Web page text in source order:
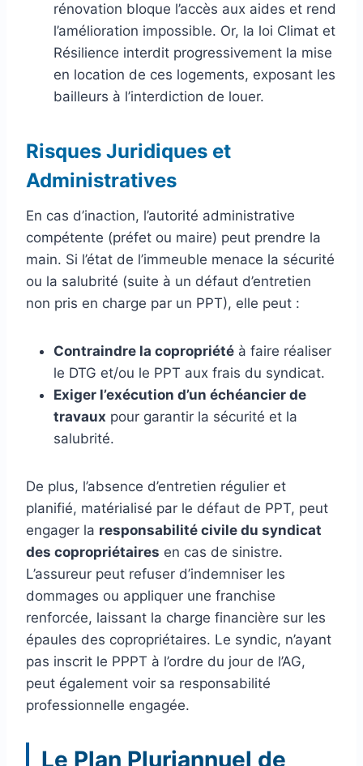
rénovation bloque l’accès aux aides et rend
l’amélioration impossible. Or, la loi Climat et
Résilience interdit progressivement la mise
en location de ces logements, exposant les
bailleurs à l’interdiction de louer.
Risques Juridiques et
Administratives
En cas d’inaction, l’autorité administrative
compétente (préfet ou maire) peut prendre la
main. Si l’état de l’immeuble menace la sécurité
ou la salubrité (suite à un défaut d’entretien
non pris en charge par un PPT), elle peut :
Contraindre la copropriété à faire réaliser
le DTG et/ou le PPT aux frais du syndicat.
Exiger l’exécution d’un échéancier de
travaux pour garantir la sécurité et la
salubrité.
De plus, l’absence d’entretien régulier et
planifié, matérialisé par le défaut de PPT, peut
engager la responsabilité civile du syndicat
des copropriétaires en cas de sinistre.
L’assureur peut refuser d’indemniser les
dommages ou appliquer une franchise
renforcée, laissant la charge financière sur les
épaules des copropriétaires. Le syndic, n’ayant
pas inscrit le PPPT à l’ordre du jour de l’AG,
peut également voir sa responsabilité
professionnelle engagée.
Le Plan Pluriannuel de